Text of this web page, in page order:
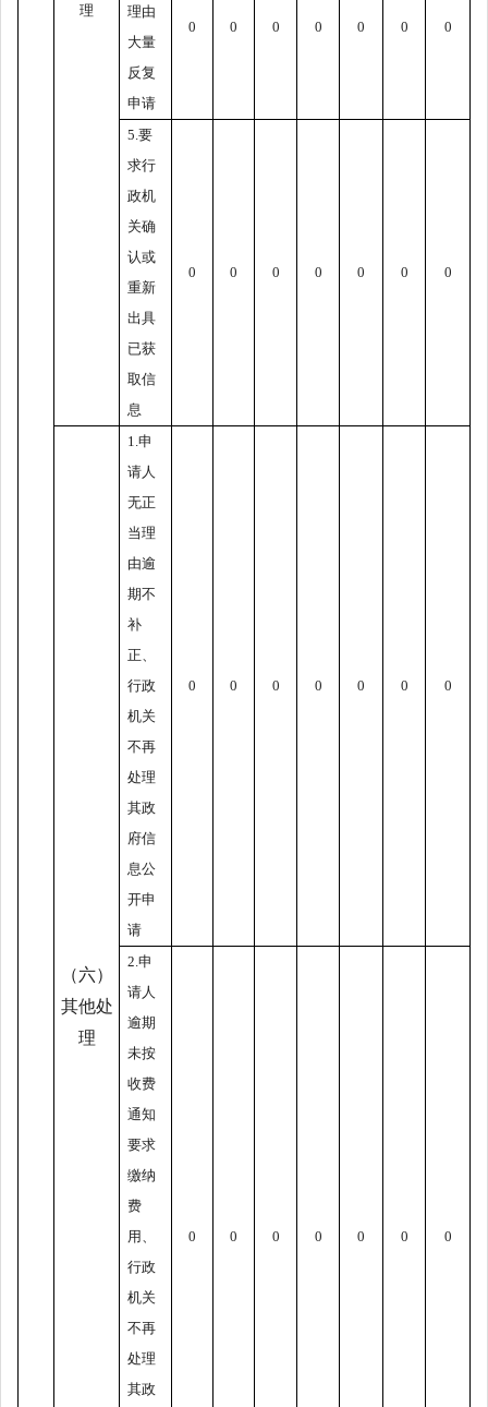
理
理由
大量
反复
申请
0 0 0 0 0 0 0
5.要
求行
政机
关确
认或
重新
出具
已获
取信
息
0 0 0 0 0 0 0
（六）
其他处
理
1.申
请人
无正
当理
由逾
期不
补
正、
行政
机关
不再
处理
其政
府信
息公
开申
请
0 0 0 0 0 0 0
2.申
请人
逾期
未按
收费
通知
要求
缴纳
费
用、
行政
机关
不再
处理
其政
0 0 0 0 0 0 0